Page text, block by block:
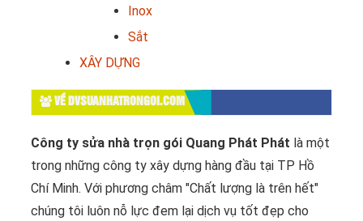
Inox
Sắt
XÂY DỰNG
VỀ DVSUANHATRONGOI.COM
Công ty sửa nhà trọn gói Quang Phát Phát là một
trong những công ty xây dựng hàng đầu tại TP Hồ
Chí Minh. Với phương châm "Chất lượng là trên hết"
chúng tôi luôn nỗ lực đem lại dịch vụ tốt đẹp cho